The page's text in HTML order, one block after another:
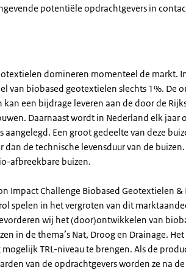
potentiële opdrachtgevers in
domineren momenteel de markt.
van biobased geotextielen slechts 1%. De
een bijdrage leveren aan de door de
Daarnaast wordt in Nederland elk
aangelegd. Een groot gedeelte van deze
dan de technische levensduur van de
afbreekbare buizen.
Impact Challenge Biobased Geotextielen &
spelen in het vergroten van dit
wij het (door)ontwikkelen van
in de thema’s Nat, Droog en Drainage.
mogelijk TRL-niveau te brengen. Als de
van de opdrachtgevers worden ze na